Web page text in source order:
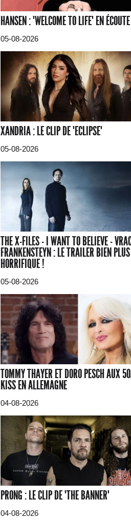
HANSEN : "WELCOME TO LIFE" EN ÉCOUTE
05-08-2026
XANDRIA : LE CLIP DE "ECLIPSE"
05-08-2026
THE X-FILES - I WANT TO BELIEVE -
FRANKENSTEYN : LE TRAILER BIEN PLUS
HORRIFIQUE !
05-08-2026
TOMMY THAYER ET DORO PESCH AUX
KISS EN ALLEMAGNE
04-08-2026
PRONG : LE CLIP DE "THE BANNER"
04-08-2026